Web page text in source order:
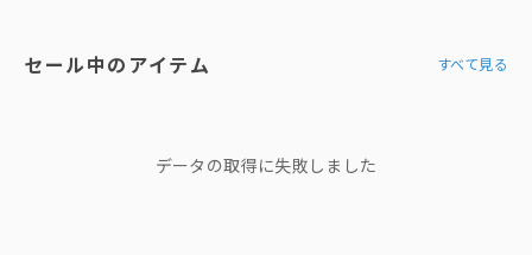
セール中のアイテム すべて見る
データの取得に失敗しました